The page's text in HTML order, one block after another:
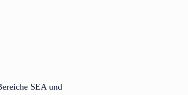
SEA und